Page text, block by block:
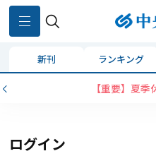
新刊 ランキング
【重要】夏
ログイン